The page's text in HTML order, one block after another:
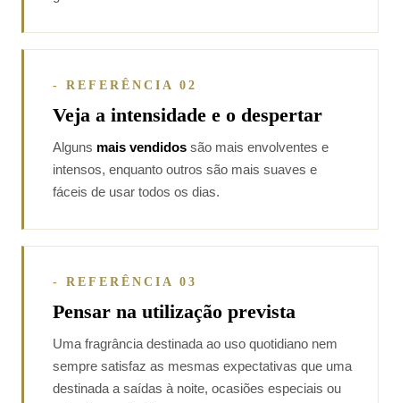
- REFERÊNCIA 02
Veja a intensidade e o despertar
Alguns mais vendidos são mais envolventes e
intensos, enquanto outros são mais suaves e
fáceis de usar todos os dias.
- REFERÊNCIA 03
Pensar na utilização prevista
Uma fragrância destinada ao uso quotidiano nem
sempre satisfaz as mesmas expectativas que uma
destinada a saídas à noite, ocasiões especiais ou